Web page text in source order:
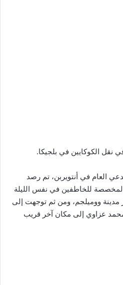
الكوكايين في بلجيكا.
العام في أنتويربن، تم رصد
للخاطفين في نفس الليلة
مدينة ووميلجم، ومن ثم توجهت إلى
عزاوي إلى مكان آخر قريب